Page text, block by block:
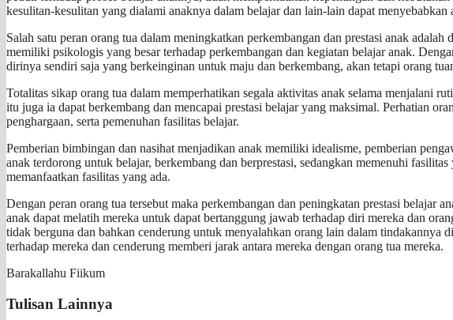
kesulitan-kesulitan yang dialami anaknya dalam belajar dan lain-lain dapat
Salah satu peran orang tua dalam meningkatkan perkembangan dan prestasi anak
memiliki psikologis yang besar terhadap perkembangan dan kegiatan belajar anak.
dirinya sendiri saja yang berkeinginan untuk maju dan berkembang, akan tetapi orang
Totalitas sikap orang tua dalam memperhatikan segala aktivitas anak selama menjalani
itu juga ia dapat berkembang dan mencapai prestasi belajar yang maksimal. Perhatian
penghargaan, serta pemenuhan fasilitas belajar.
Pemberian bimbingan dan nasihat menjadikan anak memiliki idealisme, pemberian
anak terdorong untuk belajar, berkembang dan berprestasi, sedangkan memenuhi
memanfaatkan fasilitas yang ada.
Dengan peran orang tua tersebut maka perkembangan dan peningkatan prestasi belajar
anak dapat melatih mereka untuk dapat bertanggung jawab terhadap diri mereka dan
tidak berguna dan bahkan cenderung untuk menyalahkan orang lain dalam tindakannya
terhadap mereka dan cenderung memberi jarak antara mereka dengan orang tua mereka.
Barakallahu Fiikum
Tulisan Lainnya